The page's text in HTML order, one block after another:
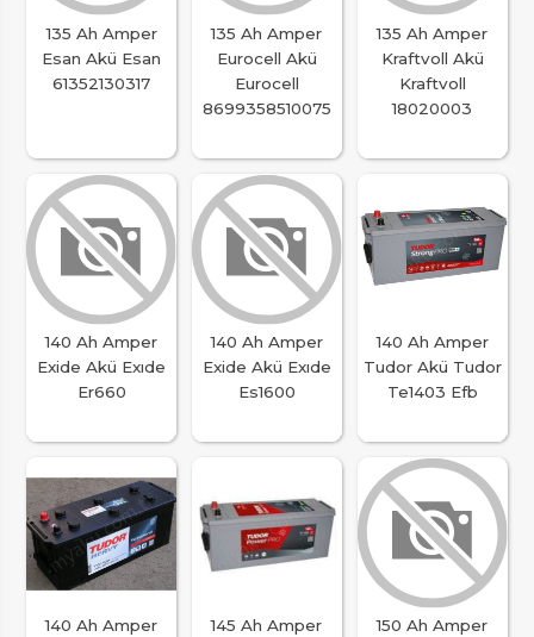
135 Ah Amper
Esan Akü Esan
61352130317
135 Ah Amper
Eurocell Akü
Eurocell
8699358510075
135 Ah Amper
Kraftvoll Akü
Kraftvoll
18020003
140 Ah Amper
Exide Akü Exıde
Er660
140 Ah Amper
Exide Akü Exıde
Es1600
140 Ah Amper
Tudor Akü Tudor
Te1403 Efb
140 Ah Amper
145 Ah Amper
150 Ah Amper